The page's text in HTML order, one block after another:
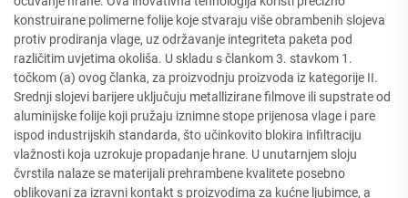
konstruirane polimerne folije koje stvaraju više obrambenih slojeva
protiv prodiranja vlage, uz održavanje integriteta paketa pod
različitim uvjetima okoliša. U skladu s člankom 3. stavkom 1.
točkom (a) ovog članka, za proizvodnju proizvoda iz kategorije II.
Srednji slojevi barijere uključuju metallizirane filmove ili supstrate od
aluminijske folije koji pružaju iznimne stope prijenosa vlage i pare
ispod industrijskih standarda, što učinkovito blokira infiltraciju
vlažnosti koja uzrokuje propadanje hrane. U unutarnjem sloju
čvrstila nalaze se materijali prehrambene kvalitete posebno
oblikovani za izravni kontakt s proizvodima za kućne ljubimce, a